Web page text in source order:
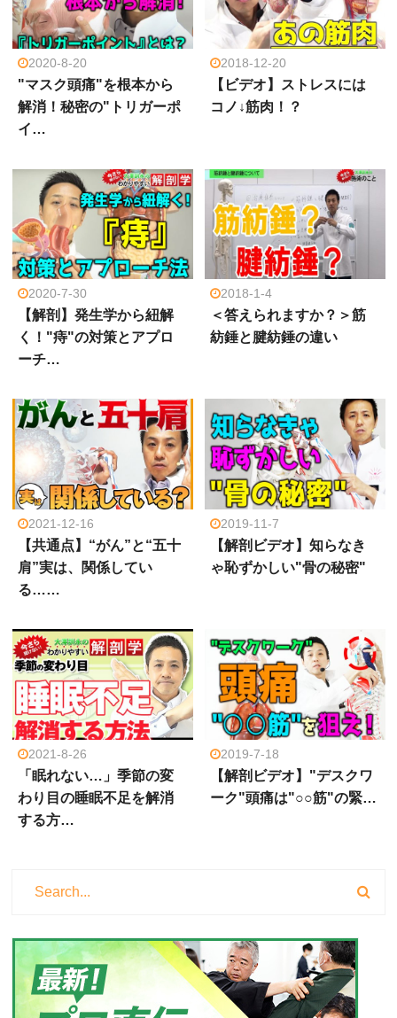
2020-8-20
"マスク頭痛"を根本から
解消！秘密の"トリガーポ
イ…
2018-12-20
【ビデオ】ストレスには
コノ↓筋肉！？
2020-7-30
【解剖】発生学から紐解
く！"痔"の対策とアプロ
ーチ…
2018-1-4
＜答えられますか？＞筋
紡錘と腱紡錘の違い
2021-12-16
【共通点】“がん”と“五十
肩”実は、関係してい
る……
2019-11-7
【解剖ビデオ】知らなき
ゃ恥ずかしい"骨の秘密"
2021-8-26
「眠れない…」季節の変
わり目の睡眠不足を解消
する方…
2019-7-18
【解剖ビデオ】"デスクワ
ーク"頭痛は"○○筋"の緊…